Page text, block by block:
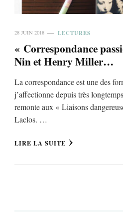
28 JUIN 2018 LECTURES
« Correspondance
Nin et Henry Miller…
La correspondance est une des
j’affectionne depuis très
remonte aux « Liaisons
Laclos. …
LIRE LA SUITE